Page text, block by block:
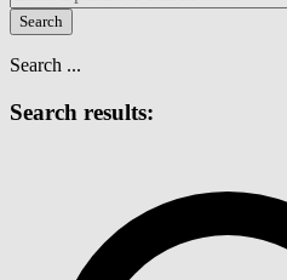
Search
Search ...
Search results: